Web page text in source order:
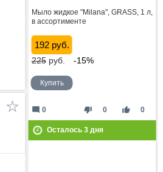
Мыло жидкое "Milana", GRASS, 1 л,
в ассортименте
192 руб.
225руб. -15%
Купить
thumb_down 0 thumb_up 0
mode_comment 0
Осталось 3дня